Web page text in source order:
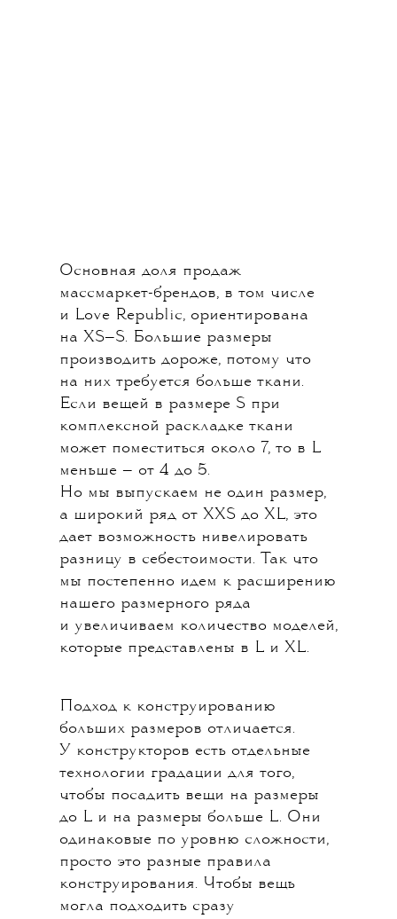
Основная доля продаж
массмаркет-брендов, в том числе
и Love Republic, ориентирована
на XS—S. Большие размеры
производить дороже, потому что
на них требуется больше ткани.
Если вещей в размере S при
комплексной раскладке ткани
может поместиться около 7, то в L
меньше — от 4 до 5.
Но мы выпускаем не один размер,
а широкий ряд от XXS до XL, это
дает возможность нивелировать
разницу в себестоимости. Так что
мы постепенно идем к расширению
нашего размерного ряда
и увеличиваем количество моделей,
которые представлены в L и XL.
Подход к конструированию
больших размеров отличается.
У конструкторов есть отдельные
технологии градации для того,
чтобы посадить вещи на размеры
до L и на размеры больше L. Они
одинаковые по уровню сложности,
просто это разные правила
конструирования. Чтобы вещь
могла подходить сразу